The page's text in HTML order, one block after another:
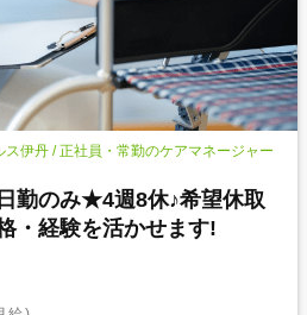
伊丹 / 正社員・常勤のケアマネージャー
勤のみ★4週8休♪希望休取
・経験を活かせます!